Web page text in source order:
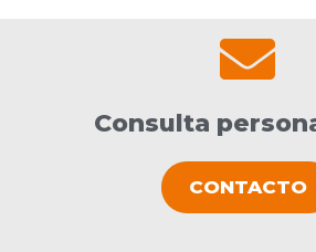
Consulta
CONTACTO